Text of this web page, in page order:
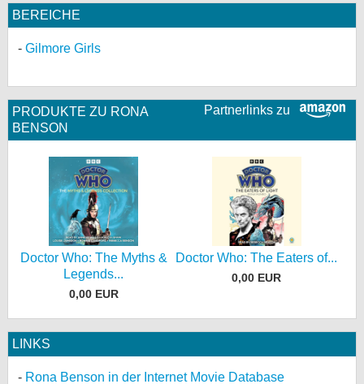
BEREICHE
Gilmore Girls
Partnerlinks zu
PRODUKTE ZU RONA
BENSON
Doctor Who: The Myths &
Legends...
0,00 EUR
Doctor Who: The Eaters of...
0,00 EUR
LINKS
Rona Benson in der Internet Movie Database